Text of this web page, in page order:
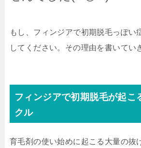
もし、フィンジアで初期脱毛っぽい
してください。その理由を書いてい
フィンジアで初期脱毛が起こ
クル
育毛剤の使い始めに起こる大量の抜